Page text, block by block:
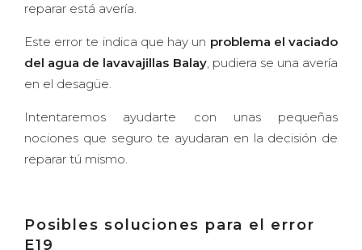
reparar está avería.
Este error te indica que hay un problema el vaciado
del agua de lavavajillas Balay, pudiera se una avería
en el desagüe.
Intentaremos ayudarte con unas pequeñas
nociones que seguro te ayudaran en la decisión de
reparar tú mismo.
Posibles soluciones para el error
E19